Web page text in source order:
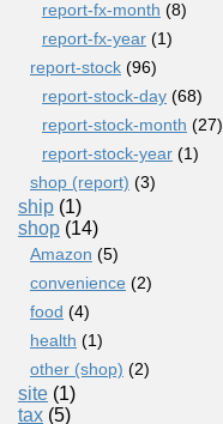
report-fx-month (8)
report-fx-year (1)
report-stock (96)
report-stock-day (68)
report-stock-month (27)
report-stock-year (1)
shop (report) (3)
ship (1)
shop (14)
Amazon (5)
convenience (2)
food (4)
health (1)
other (shop) (2)
site (1)
tax (5)